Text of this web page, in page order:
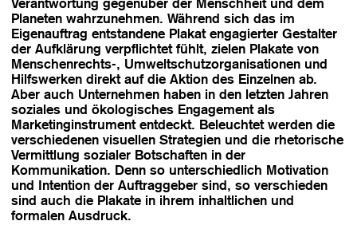
Verantwortung gegenüber der Menschheit und dem
Planeten wahrzunehmen. Während sich das im
Eigenauftrag entstandene Plakat engagierter Gestalter
der Aufklärung verpflichtet fühlt, zielen Plakate von
Menschenrechts-, Umweltschutzorganisationen und
Hilfswerken direkt auf die Aktion des Einzelnen ab.
Aber auch Unternehmen haben in den letzten Jahren
soziales und ökologisches Engagement als
Marketinginstrument entdeckt. Beleuchtet werden die
verschiedenen visuellen Strategien und die rhetorische
Vermittlung sozialer Botschaften in der
Kommunikation. Denn so unterschiedlich Motivation
und Intention der Auftraggeber sind, so verschieden
sind auch die Plakate in ihrem inhaltlichen und
formalen Ausdruck.